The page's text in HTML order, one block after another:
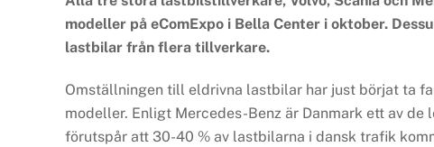
modeller på eComExpo i Bella Center i oktober.
lastbilar från flera tillverkare.
Omställningen till eldrivna lastbilar har just börjat ta
modeller. Enligt Mercedes-Benz är Danmark ett av
förutspår att 30-40 % av lastbilarna i dansk trafik